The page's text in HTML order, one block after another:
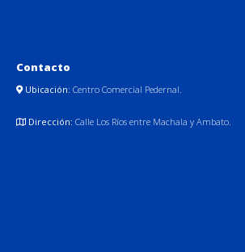
Contacto
Ubicación: Centro Comercial Pedernal.
Dirección: Calle Los Ríos entre Machala y Ambato.